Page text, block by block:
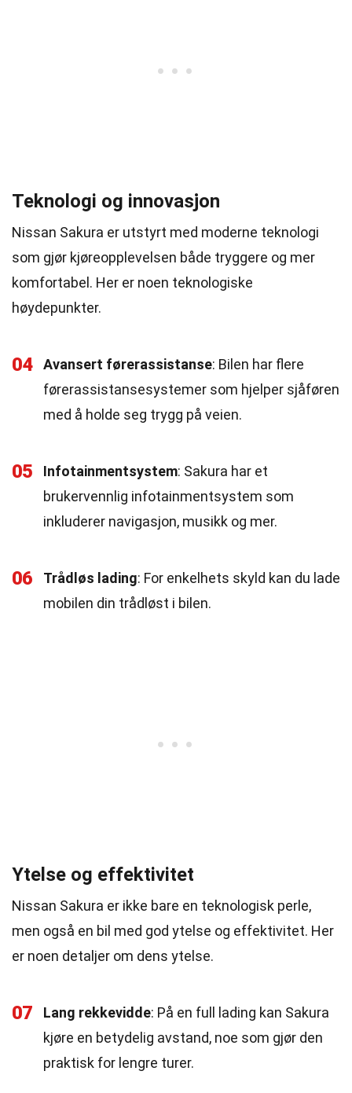
Teknologi og innovasjon
Nissan Sakura er utstyrt med moderne teknologi
som gjør kjøreopplevelsen både tryggere og mer
komfortabel. Her er noen teknologiske
høydepunkter.
04 Avansert førerassistanse: Bilen har flere
førerassistansesystemer som hjelper sjåføren
med å holde seg trygg på veien.
05 Infotainmentsystem: Sakura har et
brukervennlig infotainmentsystem som
inkluderer navigasjon, musikk og mer.
06 Trådløs lading: For enkelhets skyld kan du lade
mobilen din trådløst i bilen.
Ytelse og effektivitet
Nissan Sakura er ikke bare en teknologisk perle,
men også en bil med god ytelse og effektivitet. Her
er noen detaljer om dens ytelse.
07 Lang rekkevidde: På en full lading kan Sakura
kjøre en betydelig avstand, noe som gjør den
praktisk for lengre turer.